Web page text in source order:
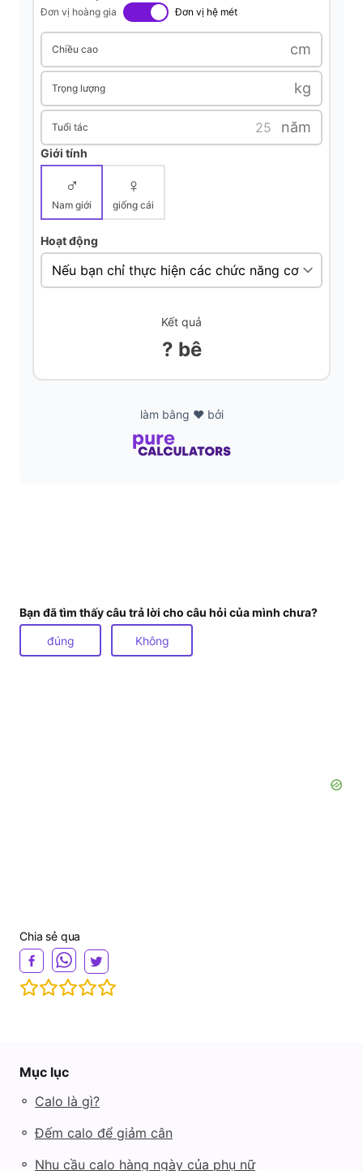
e
Đơn vị hoàng gia Đơn vị hệ mét
Chiều cao cm
Trọng lượng kg
Tuổi tác năm
Giới tính
♂
Nam giới
♀
giống cái
Hoạt động
Kết quả
? bê
làm bằng ❤️ bởi
Bạn đã tìm thấy câu trả lời cho câu hỏi của mình chưa?
đúng Không
Chia sẻ qua
Mục lục
◦ Calo là gì?
◦ Đếm calo để giảm cân
◦ Nhu cầu calo hàng ngày của phụ nữ